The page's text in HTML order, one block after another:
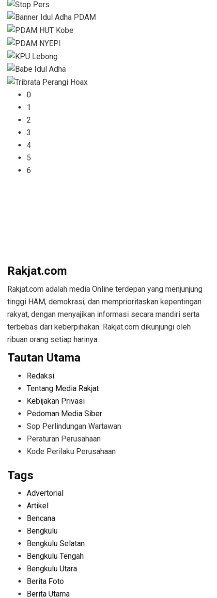
0
1
2
3
4
5
6
Rakjat.com
Rakjat.com adalah media Online terdepan yang menjunjung
tinggi HAM, demokrasi, dan memprioritaskan kepentingan
rakyat, dengan menyajikan informasi secara mandiri serta
terbebas dari keberpihakan. Rakjat.com dikunjungi oleh
ribuan orang setiap harinya.
Tautan Utama
Redaksi
Tentang Media Rakjat
Kebijakan Privasi
Pedoman Media Siber
Sop Perlindungan Wartawan
Peraturan Perusahaan
Kode Perilaku Perusahaan
Tags
Advertorial
Artikel
Bencana
Bengkulu
Bengkulu Selatan
Bengkulu Tengah
Bengkulu Utara
Berita Foto
Berita Utama